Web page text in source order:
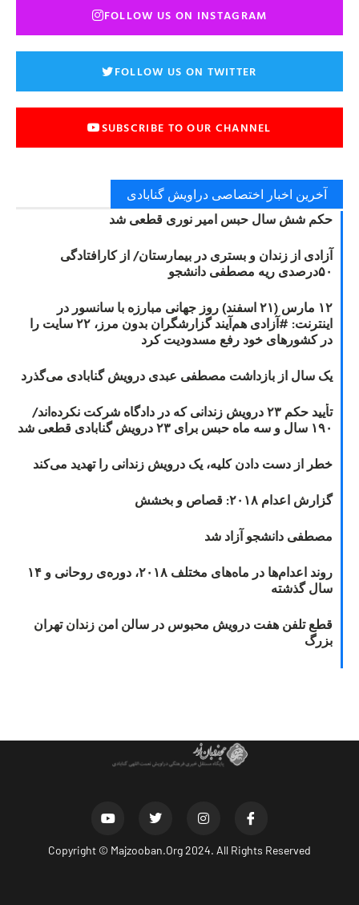
FOLLOW US ON INSTAGRAM
FOLLOW US ON TWITTER
SUBSCRIBE TO OUR CHANNEL
آخرین اخبار اختصاصی دراویش گنابادی
حکم شش سال حبس امیر نوری قطعی شد
آزادی از زندان و بستری در بیمارستان/ از کارافتادگی
۵۰درصدی ریه مصطفی دانشجو
۱۲ مارس (۲۱ اسفند) روز جهانی مبارزه با سانسور در
اینترنت: #آزادی هم‌آیند گزارشگران‌ بدون مرز، ۲۲ سایت را
در کشورهای خود رفع مسدودیت کرد
یک سال از بازداشت مصطفی عبدی درویش گنابادی می‌گذرد
تأیید حکم ۲۳ درویش زندانی که در دادگاه شرکت نکرده‌اند/
۱۹۰ سال و سه ماه حبس برای ۲۳ درویش گنابادی قطعی شد
خطر از دست دادن کلیه، یک درویش زندانی را تهدید می‌کند
گزارش اعدام ۲۰۱۸: قصاص و بخشش
مصطفی دانشجو آزاد شد
روند اعدام‌ها در ماه‌های مختلف ۲۰۱۸، دوره‌ی روحانی و ۱۴
سال گذشته
قطع تلفن هفت درویش محبوس در سالن امن زندان تهران
بزرگ
Copyright © Majzooban.Org2024. All Rights Reserved